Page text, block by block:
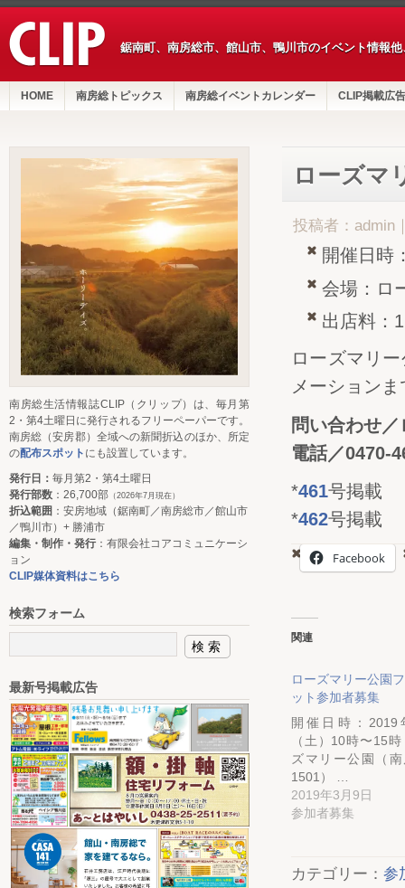
鋸南町、南房総市、館山市、鴨川市のイベント情報
HOME 南房総トピックス 南房総イベントカレンダー CLIP掲載広告
ローズマ
投稿者：admin
開催日時
会場：ロ
出店料：
ローズマリ
メーション
問い合わせ
電話／0470-
*461号掲載
*462号掲載
Facebook
関連
ローズマリー公園
ット参加者募集
開催日時：
（土）10時〜15
ズマリー公園（
1501） …
2019年3月9日
参加者募集
カテゴリー： 参
南房総生活情報誌CLIP（クリップ）は、毎月第
2・第4土曜日に発行されるフリーペーパーです。
南房総（安房郡）全域への新聞折込のほか、所定
の配布スポット にも設置しています。
発行日： 毎月第2・第4土曜日
発行部数 ：26,700部 （2026年7月現在）
折込範囲 ：安房地域（鋸南町／南房総市／館山市
／鴨川市）+ 勝浦市
編集・制作・発行：有限会社コアコミュニケーシ
ョン
CLIP媒体資料はこちら
検索フォーム
最新号掲載広告